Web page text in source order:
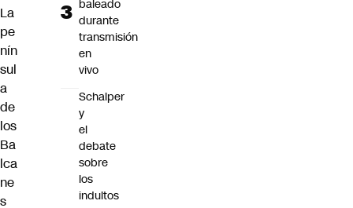
La
pe
nín
sul
a
de
los
Ba
lca
ne
s
baleado
durante
transmisión
en
vivo
Schalper
y
el
debate
sobre
los
indultos